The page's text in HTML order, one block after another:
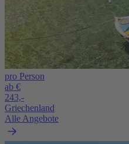
pro Person
ab €
243,-
Griechenland
Alle Angebote